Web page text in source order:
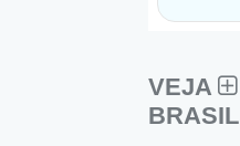
VEJA
BRASIL